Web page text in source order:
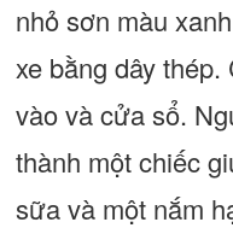
nhỏ sơn màu
xe bằng dây
vào và cửa sổ.
thành một chiếc
sữa và một nắm